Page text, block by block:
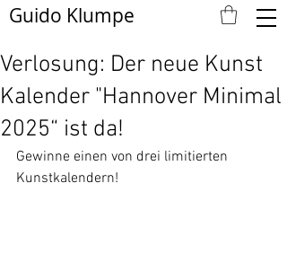
Guido Klumpe
Verlosung: Der neue Kunst
Kalender "Hannover Minimal
2025“ ist da!
Gewinne einen von drei limitierten
Kunstkalendern!